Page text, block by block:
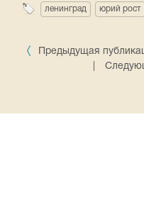
ленинград юрий рост
Предыдущая